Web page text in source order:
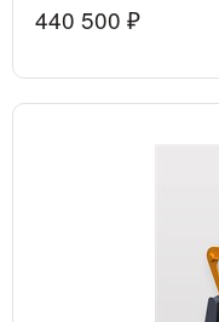
440 500 ₽